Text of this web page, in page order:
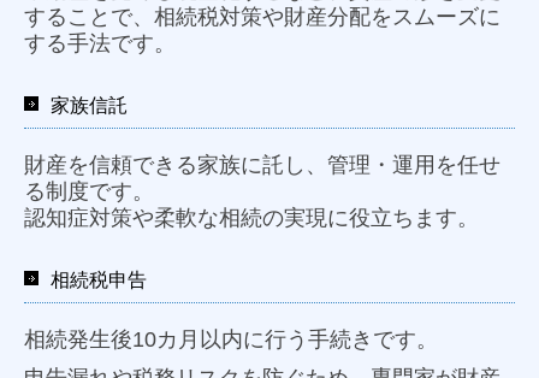
することで、相続税対策や財産分配をスムーズに
する手法です。
家族信託
財産を信頼できる家族に託し、管理・運用を任せ
る制度です。
認知症対策や柔軟な相続の実現に役立ちます。
相続税申告
相続発生後10カ月以内に行う手続きです。